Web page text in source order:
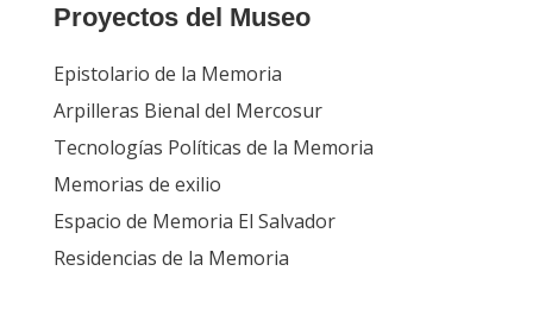
Proyectos del Museo
Epistolario de la Memoria
Arpilleras Bienal del Mercosur
Tecnologías Políticas de la Memoria
Memorias de exilio
Espacio de Memoria El Salvador
Residencias de la Memoria